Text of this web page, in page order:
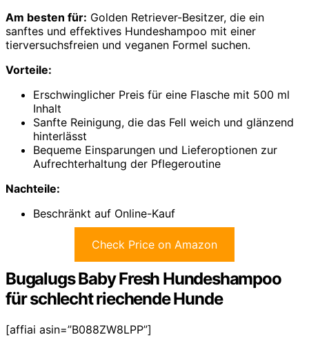
Am besten für: Golden Retriever-Besitzer, die ein
sanftes und effektives Hundeshampoo mit einer
tierversuchsfreien und veganen Formel suchen.
Vorteile:
Erschwinglicher Preis für eine Flasche mit 500 ml
Inhalt
Sanfte Reinigung, die das Fell weich und glänzend
hinterlässt
Bequeme Einsparungen und Lieferoptionen zur
Aufrechterhaltung der Pflegeroutine
Nachteile:
Beschränkt auf Online-Kauf
Check Price on Amazon
Bugalugs Baby Fresh Hundeshampoo
für schlecht riechende Hunde
[affiai asin=”B088ZW8LPP”]